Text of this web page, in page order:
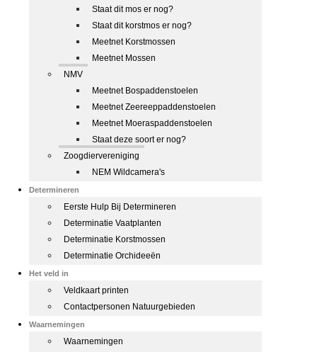
Staat dit mos er nog?
Staat dit korstmos er nog?
Meetnet Korstmossen
Meetnet Mossen
NMV
Meetnet Bospaddenstoelen
Meetnet Zeereeppaddenstoelen
Meetnet Moeraspaddenstoelen
Staat deze soort er nog?
Zoogdiervereniging
NEM Wildcamera's
Determineren
Eerste Hulp Bij Determineren
Determinatie Vaatplanten
Determinatie Korstmossen
Determinatie Orchideeën
Het veld in
Veldkaart printen
Contactpersonen Natuurgebieden
Waarnemingen
Waarnemingen